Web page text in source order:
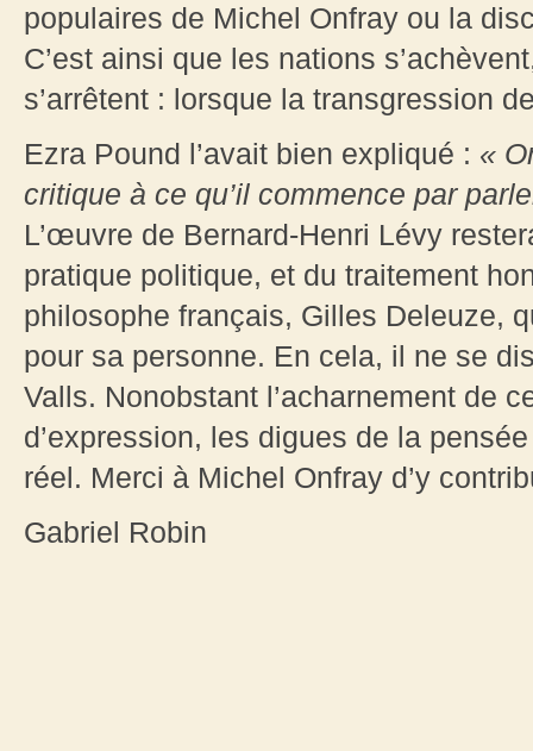
populaires de Michel Onfray ou la
C’est ainsi que les nations
s’arrêtent : lorsque la transgression
Ezra Pound l’avait bien expliqué : «
critique à ce qu’il commence par
L’œuvre de Bernard-Henri Lévy
pratique politique, et du traitement
philosophe français, Gilles Deleuze,
pour sa personne. En cela, il ne se
Valls. Nonobstant l’acharnement de
d’expression, les digues de la
réel. Merci à Michel Onfray d’y
Gabriel Robin